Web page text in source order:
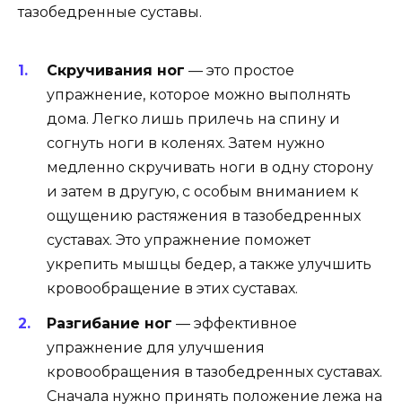
тазобедренные суставы.
Скручивания ног — это простое
упражнение, которое можно выполнять
дома. Легко лишь прилечь на спину и
согнуть ноги в коленях. Затем нужно
медленно скручивать ноги в одну сторону
и затем в другую, с особым вниманием к
ощущению растяжения в тазобедренных
суставах. Это упражнение поможет
укрепить мышцы бедер, а также улучшить
кровообращение в этих суставах.
Разгибание ног — эффективное
упражнение для улучшения
кровообращения в тазобедренных суставах.
Сначала нужно принять положение лежа на